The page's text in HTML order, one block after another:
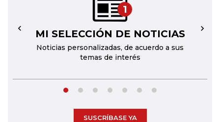
1
MI SELECCIÓN DE NOTICIAS
Noticias personalizadas, de acuerdo a sus
temas de interés
← →
SUSCRÍBASE YA